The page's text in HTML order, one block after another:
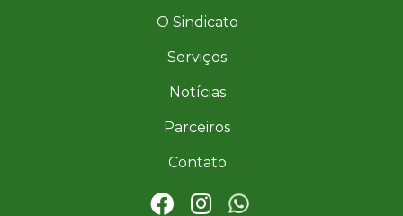
O Sindicato
Serviços
Notícias
Parceiros
Contato